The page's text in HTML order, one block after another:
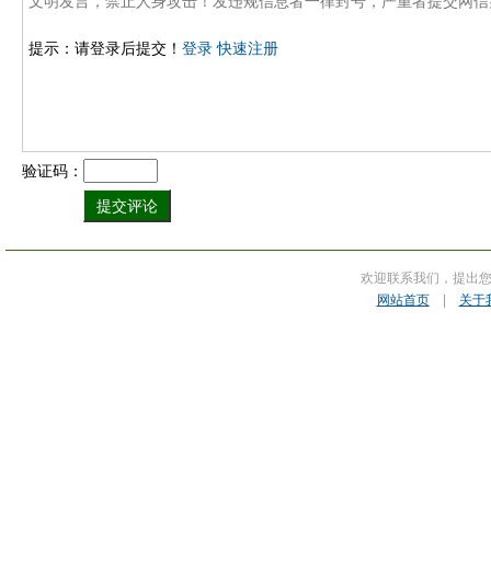
提示：请登录后提交！ 登录 快速注册
验证码：
欢迎联系我们，提出
网站首页| 关于